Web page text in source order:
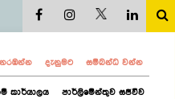
දැනුමට සම්බන්ධ වන්න
කාර්යාලය පාර්ලිමේන්තුව සජීවීව